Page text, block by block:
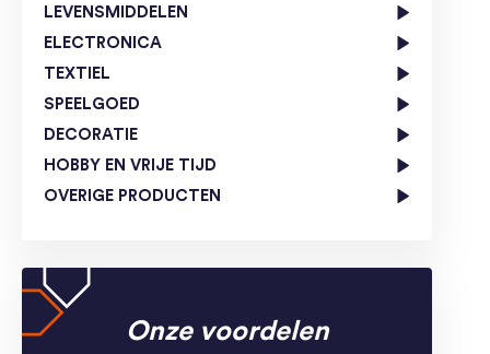
LEVENSMIDDELEN
ELECTRONICA
TEXTIEL
SPEELGOED
DECORATIE
HOBBY EN VRIJE TIJD
OVERIGE PRODUCTEN
Onze voordelen